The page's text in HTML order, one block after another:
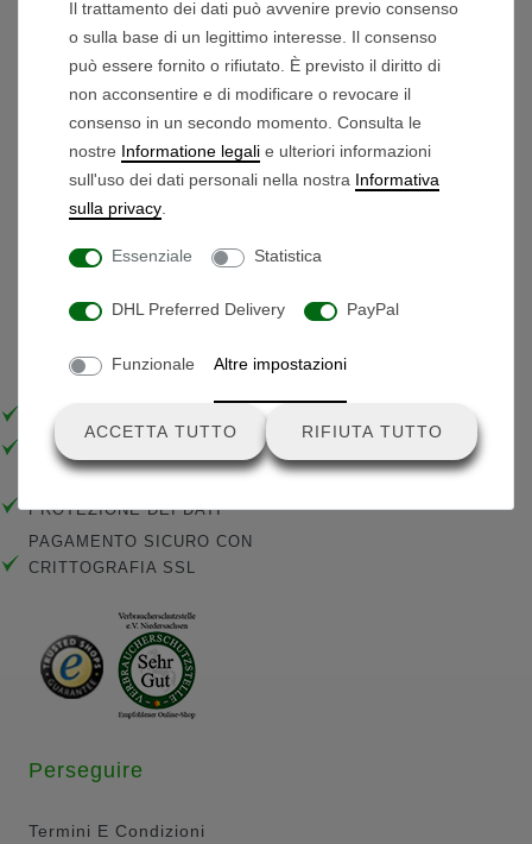
Lunedì - Mercoledì 9:30 - 16:00
Giovedì 9:30 - 15:00
Venerdì 9:30 - 14:00
Informazioni Sul Pagamento
Sicurezza & Standard
RIPARAZIONE E MANUTENZIONE 48 ORE
PROTEZIONE DEI DATI
PAGAMENTO SICURO CON
CRITTOGRAFIA SSL
Perseguire
Termini E Condizioni
Il trattamento dei dati può avvenire previo consenso
o sulla base di un legittimo interesse. Il consenso
può essere fornito o rifiutato. È previsto il diritto di
non acconsentire e di modificare o revocare il
consenso in un secondo momento. Consulta le
nostre Informatione legali e ulteriori informazioni
sull'uso dei dati personali nella nostra Informativa
sulla privacy
Essenziale Statistica
DHL Preferred Delivery PayPal
Funzionale Altre impostazioni
ACCETTA TUTTO RIFIUTA TUTTO